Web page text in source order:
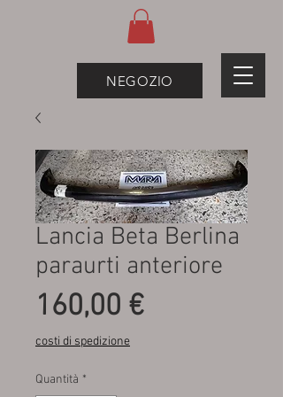
NEGOZIO
Lancia Beta Berlina
paraurti anteriore
160,00 €Prezzo
costi di spedizione
Quantità *